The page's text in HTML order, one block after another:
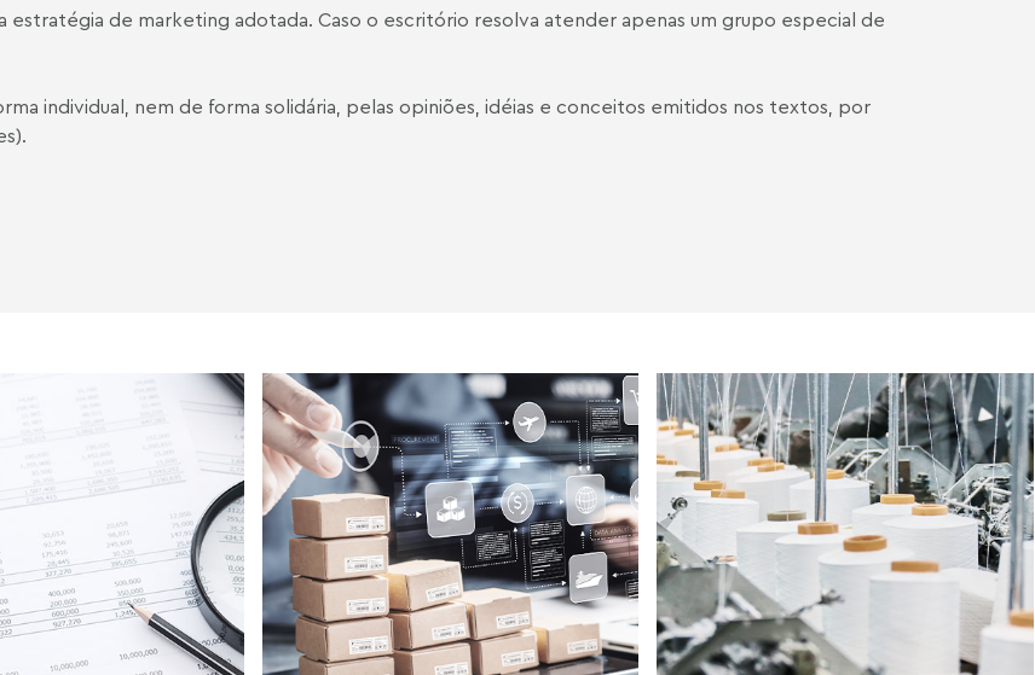
de marketing adotada. Caso o escritório resolva atender apenas um grupo especial de
individual, nem de forma solidária, pelas opiniões, idéias e conceitos emitidos nos textos, por